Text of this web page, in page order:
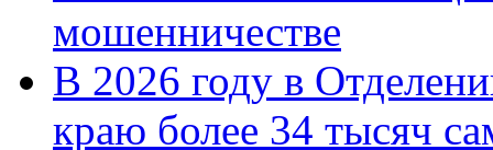
мошенничестве
В 2026 году в
краю более 34 тысяч